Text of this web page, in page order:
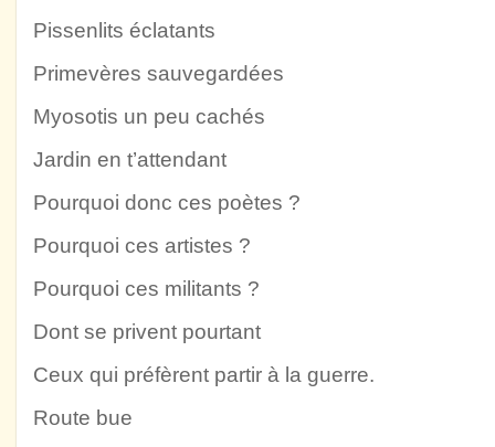
Pissenlits éclatants
Primevères sauvegardées
Myosotis un peu cachés
Jardin en t’attendant
Pourquoi donc ces poètes ?
Pourquoi ces artistes ?
Pourquoi ces militants ?
Dont se privent pourtant
Ceux qui préfèrent partir à la guerre.
Route bue